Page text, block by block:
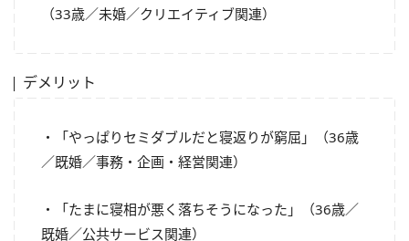
（33歳／未婚／クリエイティブ関連）
デメリット
・「やっぱりセミダブルだと寝返りが窮屈」（36歳
／既婚／事務・企画・経営関連）
・「たまに寝相が悪く落ちそうになった」（36歳／
既婚／公共サービス関連）